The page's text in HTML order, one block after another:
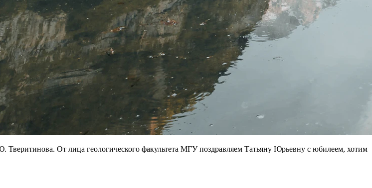
От лица геологического факультета МГУ поздравляем Татьяну Юрьевну с юбилеем, хотим